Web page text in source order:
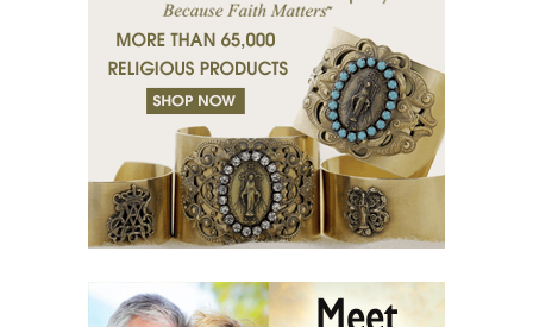
Первое послание к Тимофею. (1 Тим)
Второе послание к Тимофею. (2 Тим)
Послание к Титу. (Тит)
Послание к Филимону. (Флм)
Послание к Евреям. (Евр)